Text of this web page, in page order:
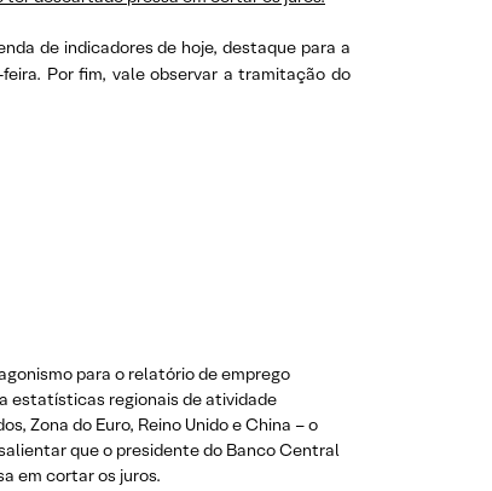
de indicadores de hoje, destaque para a
Por fim, vale observar a tramitação do
para o relatório de emprego
estatísticas regionais de atividade
Zona do Euro, Reino Unido e China – o
que o presidente do Banco Central
em cortar os juros.